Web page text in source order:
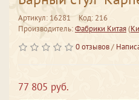
Артикул: 16281
Код: 216
Производитель:Фабрики Китая(
0 отзывов/
77 805 руб.